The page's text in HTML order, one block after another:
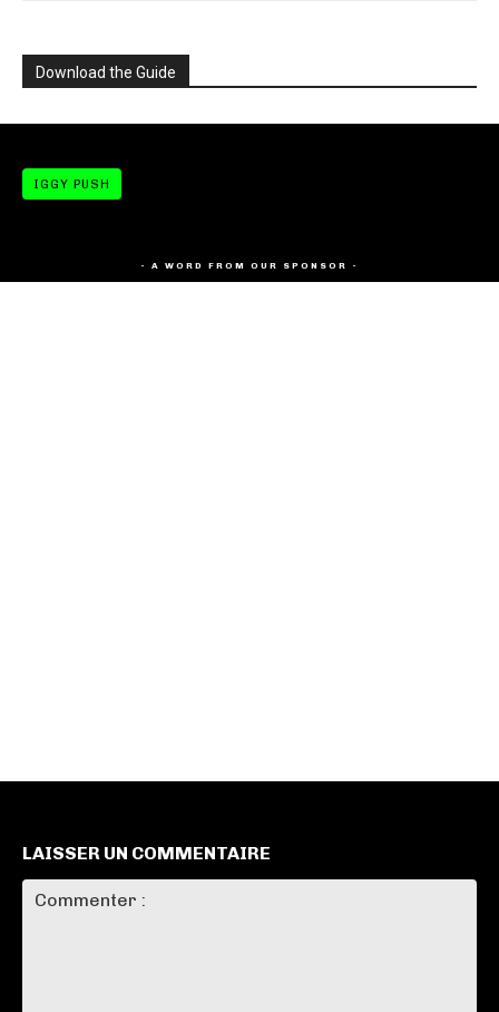
Download the Guide
IGGY PUSH
- A WORD FROM OUR SPONSOR -
LAISSER UN COMMENTAIRE